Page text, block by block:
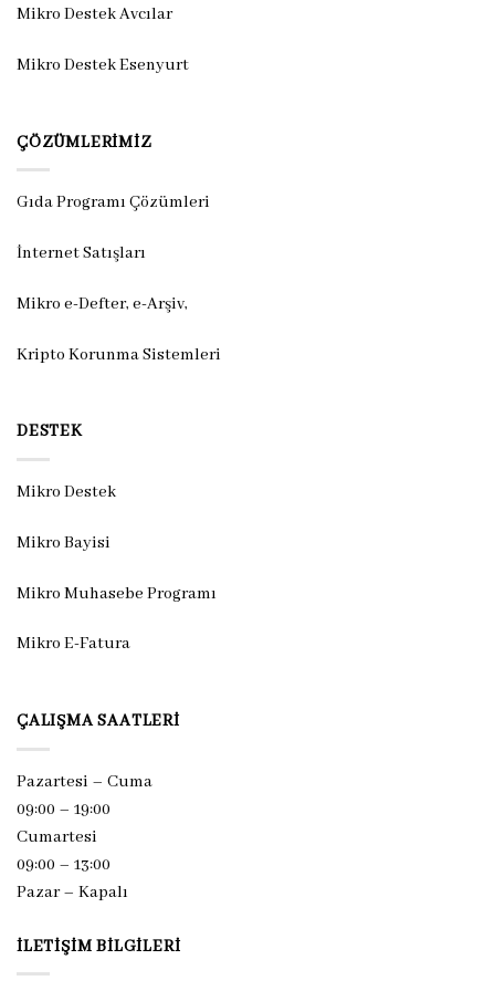
Mikro Destek Avcılar
Mikro Destek Esenyurt
ÇÖZÜMLERIMIZ
Gıda Programı Çözümleri
İnternet Satışları
Mikro e-Defter, e-Arşiv,
Kripto Korunma Sistemleri
DESTEK
Mikro Destek
Mikro Bayisi
Mikro Muhasebe Programı
Mikro E-Fatura
ÇALIŞMA SAATLERI
Pazartesi – Cuma
09:00 – 19:00
Cumartesi
09:00 – 13:00
Pazar – Kapalı
İLETIŞIM BILGILERI